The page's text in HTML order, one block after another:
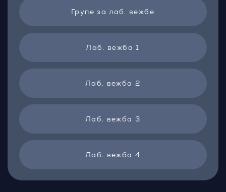
Групе за лаб. вежбе
Лаб. вежба 1
Лаб. вежба 2
Лаб. вежба 3
Лаб. вежба 4